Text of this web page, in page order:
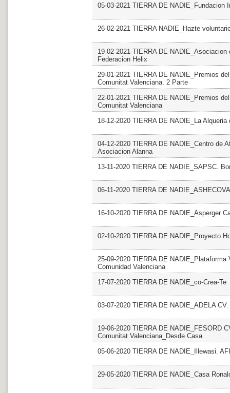
05-03-2021 TIERRA DE NADIE_Fundacion
26-02-2021 TIERRA NADIE_Hazte
19-02-2021 TIERRA DE
Federacion Helix
29-01-2021 TIERRA DE NADIE_Premios
Comunitat Valenciana. 2 Parte
22-01-2021 TIERRA DE NADIE_Premios
Comunitat Valenciana
18-12-2020 TIERRA DE NADIE_La Alqueria
04-12-2020 TIERRA DE NADIE_Centro de
Asociacion Alanna
13-11-2020 TIERRA DE NADIE_SAPSC.
06-11-2020 TIERRA DE
16-10-2020 TIERRA DE NADIE_Asperger
02-10-2020 TIERRA DE NADIE_Proyecto
25-09-2020 TIERRA DE
Comunidad Valenciana
17-07-2020 TIERRA DE NADIE_co-Crea-Te
03-07-2020 TIERRA DE NADIE_ADELA
19-06-2020 TIERRA DE NADIE_FESORD
Comunitat Valenciana_Desde Casa
05-06-2020 TIERRA DE NADIE_Illewasi.
29-05-2020 TIERRA DE NADIE_Casa